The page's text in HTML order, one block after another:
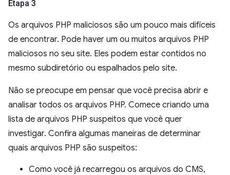
Etapa 3
Os arquivos PHP maliciosos são um pouco mais difíceis
de encontrar. Pode haver um ou muitos arquivos PHP
maliciosos no seu site. Eles podem estar contidos no
mesmo subdiretório ou espalhados pelo site.
Não se preocupe em pensar que você precisa abrir e
analisar todos os arquivos PHP. Comece criando uma
lista de arquivos PHP suspeitos que você quer
investigar. Confira algumas maneiras de determinar
quais arquivos PHP são suspeitos:
Como você já recarregou os arquivos do CMS,